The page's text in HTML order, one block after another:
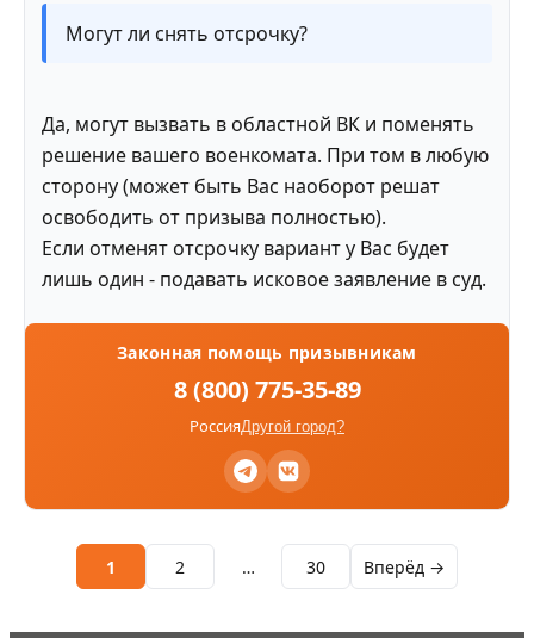
Могут ли снять отсрочку?
Да, могут вызвать в областной ВК и поменять
решение вашего военкомата. При том в любую
сторону (может быть Вас наоборот решат
освободить от призыва полностью).
Если отменят отсрочку вариант у Вас будет
лишь один - подавать исковое заявление в суд.
Законная помощь призывникам
8 (800) 775-35-89
РоссияДругой город?
1 2 … 30 Вперёд →